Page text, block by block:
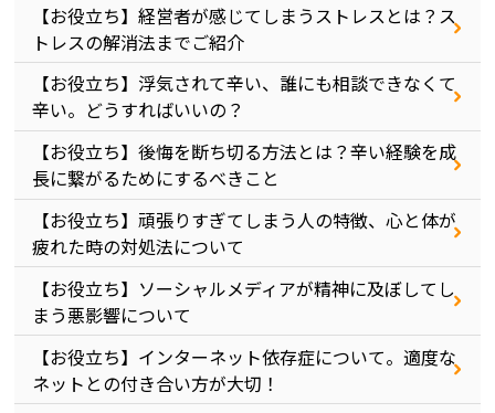
【お役立ち】経営者が感じてしまうストレスとは？ス
トレスの解消法までご紹介
【お役立ち】浮気されて辛い、誰にも相談できなくて
辛い。どうすればいいの？
【お役立ち】後悔を断ち切る方法とは？辛い経験を成
長に繋がるためにするべきこと
【お役立ち】頑張りすぎてしまう人の特徴、心と体が
疲れた時の対処法について
【お役立ち】ソーシャルメディアが精神に及ぼしてし
まう悪影響について
【お役立ち】インターネット依存症について。適度な
ネットとの付き合い方が大切！